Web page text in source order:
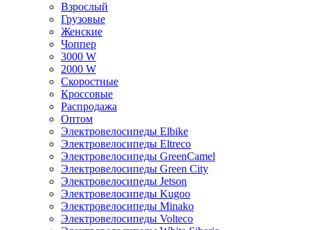
Взрослый
Грузовые
Женские
Чоппер
3000 W
2000 W
Скоростные
Кроссовые
Распродажа
Оптом
Электровелосипеды Elbike
Электровелосипеды Eltreco
Электровелосипеды GreenCamel
Электровелосипеды Green City
Электровелосипеды Jetson
Электровелосипеды Kugoo
Электровелосипеды Minako
Электровелосипеды Volteco